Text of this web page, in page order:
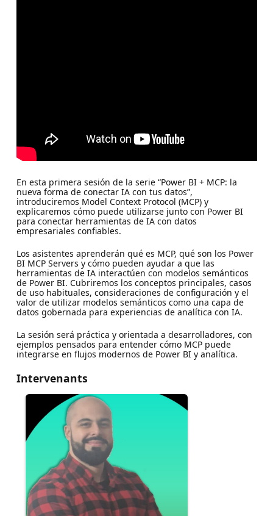
En esta primera sesión de la serie “Power BI + MCP: la
nueva forma de conectar IA con tus datos”,
introduciremos Model Context Protocol (MCP) y
explicaremos cómo puede utilizarse junto con Power BI
para conectar herramientas de IA con datos
empresariales confiables.
Los asistentes aprenderán qué es MCP, qué son los Power
BI MCP Servers y cómo pueden ayudar a que las
herramientas de IA interactúen con modelos semánticos
de Power BI. Cubriremos los conceptos principales, casos
de uso habituales, consideraciones de configuración y el
valor de utilizar modelos semánticos como una capa de
datos gobernada para experiencias de analítica con IA.
La sesión será práctica y orientada a desarrolladores, con
ejemplos pensados para entender cómo MCP puede
integrarse en flujos modernos de Power BI y analítica.
Intervenants